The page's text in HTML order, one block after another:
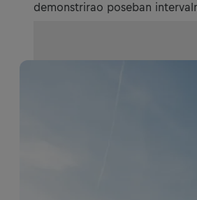
demonstrirao poseban